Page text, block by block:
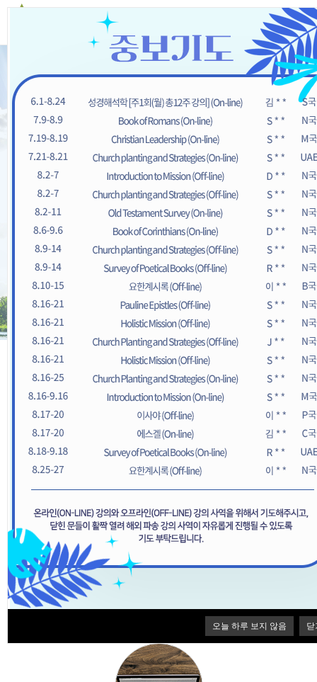
오늘 하루 보지 않음 닫
"지혜있는 자는궁창의 빛
과 같
이 빛날것이요,
많은 사람을 옳은데로 인도한 사
람은
별처럼빛나리라 "(다니엘 12:3)
Those who are wise will shine like the brightness of the heaven
s, and those who lead many to righteousness, like the stars for e
ver and ever.
EM주석